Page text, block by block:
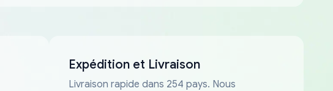
Expédition et Livraison
Livraison rapide dans 254 pays. Nous